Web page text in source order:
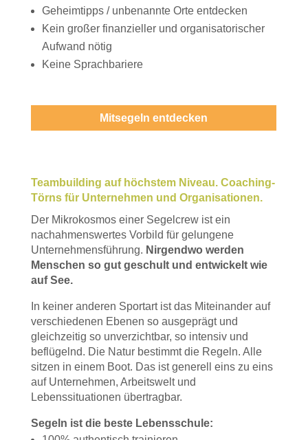
Geheimtipps / unbenannte Orte entdecken
Kein großer finanzieller und organisatorischer
Aufwand nötig
Keine Sprachbariere
Mitsegeln entdecken
Teambuilding auf höchstem Niveau. Coaching-
Törns für Unternehmen und Organisationen.
Der Mikrokosmos einer Segelcrew ist ein
nachahmenswertes Vorbild für gelungene
Unternehmensführung. Nirgendwo werden
Menschen so gut geschult und entwickelt wie
auf See.
In keiner anderen Sportart ist das Miteinander auf
verschiedenen Ebenen so ausgeprägt und
gleichzeitig so unverzichtbar, so intensiv und
beflügelnd. Die Natur bestimmt die Regeln. Alle
sitzen in einem Boot. Das ist generell eins zu eins
auf Unternehmen, Arbeitswelt und
Lebenssituationen übertragbar.
Segeln ist die beste Lebensschule: